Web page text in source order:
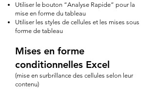
Utiliser le bouton “Analyse Rapide” pour la
mise en forme du tableau
Utiliser les styles de cellules et les mises sous
forme de tableau
Mises en forme
conditionnelles Excel
(mise en surbrillance des cellules selon leur
contenu)